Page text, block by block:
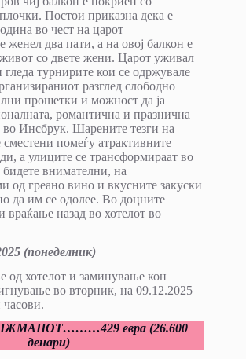
Постои приказна дека е
во чест на царот
женел два пати, а на овој балкон е
со двете жени. Царот уживал
гледа турнирите кои се одржувале
разглед слободно
прошетки и можност да ја
романтична и празнична
Инсбрук. Шарените тезги на
помеѓу атрактивните
а улиците се трансформираат во
бидете внимателни, на
од греано вино и вкусните закуски
да им се одолее. Во доцните
враќање назад во хотелот во
5 (понеделник)
од хотелот и заминување кон
во вторник, на 09.12.2025
………429евра (26.600
денари)